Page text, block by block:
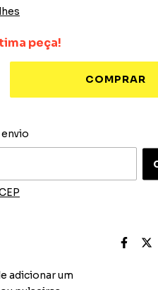
peça!
CEP:
adicionar um